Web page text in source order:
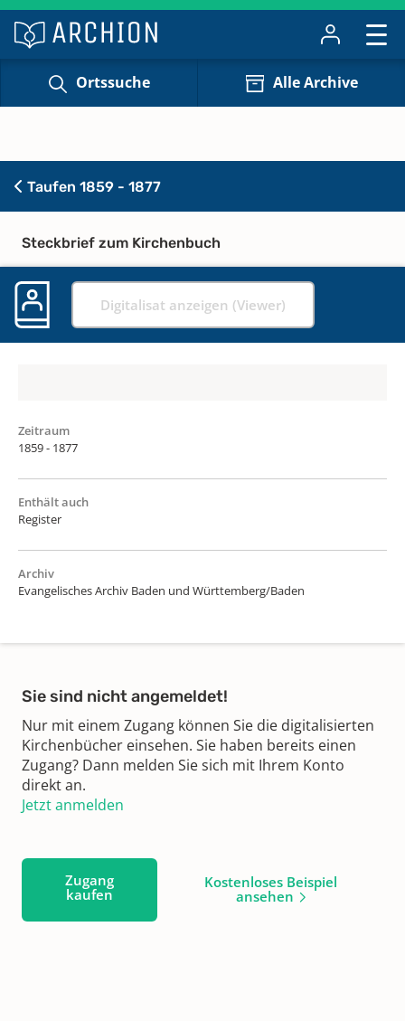
Ortssuche Alle Archive
Taufen 1859 - 1877
Steckbrief zum Kirchenbuch
Digitalisat anzeigen (Viewer)
Zeitraum
1859 - 1877
Enthält auch
Register
Archiv
Evangelisches Archiv Baden und Württemberg/Baden
Sie sind nicht angemeldet!
Nur mit einem Zugang können Sie die digitalisierten
Kirchenbücher einsehen. Sie haben bereits einen
Zugang? Dann melden Sie sich mit Ihrem Konto
direkt an.
Jetzt anmelden
Zugang
kaufen
Kostenloses Beispiel
ansehen